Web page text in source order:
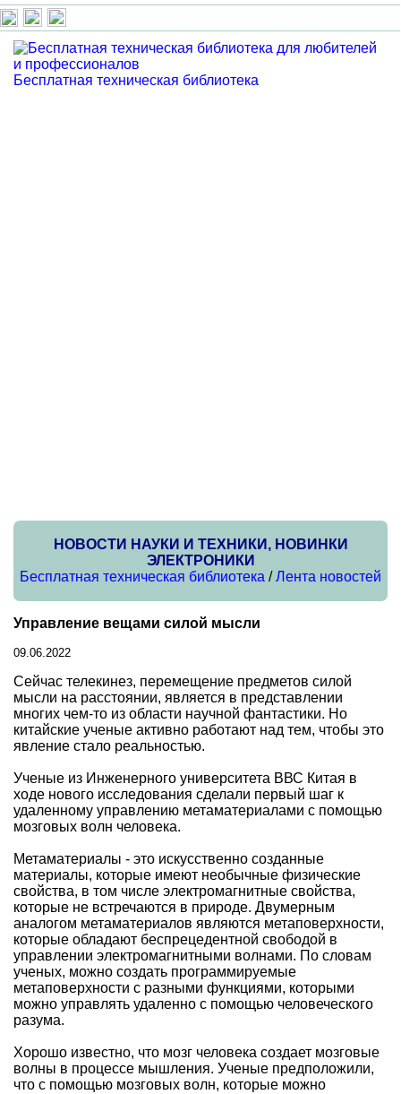
Бесплатная техническая библиотека
НОВОСТИ НАУКИ И ТЕХНИКИ, НОВИНКИ
ЭЛЕКТРОНИКИ
Бесплатная техническая библиотека /Лента новостей
Управление вещами силой мысли
09.06.2022
Сейчас телекинез, перемещение предметов силой
мысли на расстоянии, является в представлении
многих чем-то из области научной фантастики. Но
китайские ученые активно работают над тем, чтобы это
явление стало реальностью.
Ученые из Инженерного университета ВВС Китая в
ходе нового исследования сделали первый шаг к
удаленному управлению метаматериалами с помощью
мозговых волн человека.
Метаматериалы - это искусственно созданные
материалы, которые имеют необычные физические
свойства, в том числе электромагнитные свойства,
которые не встречаются в природе. Двумерным
аналогом метаматериалов являются метаповерхности,
которые обладают беспрецедентной свободой в
управлении электромагнитными волнами. По словам
ученых, можно создать программируемые
метаповерхности с разными функциями, которыми
можно управлять удаленно с помощью человеческого
разума.
Хорошо известно, что мозг человека создает мозговые
волны в процессе мышления. Ученые предположили,
что с помощью мозговых волн, которые можно